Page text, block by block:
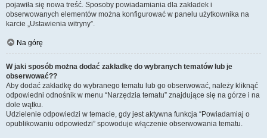
pojawiła się nowa treść. Sposoby powiadamiania dla zakładek i
obserwowanych elementów można konfigurować w panelu użytkownika na
karcie „Ustawienia witryny”.
Na górę
W jaki sposób można dodać zakładkę do wybranych tematów lub je
obserwować??
Aby dodać zakładkę do wybranego tematu lub go obserwować, należy kliknąć
odpowiedni odnośnik w menu “Narzędzia tematu” znajdujące się na górze i na
dole wątku.
Udzielenie odpowiedzi w temacie, gdy jest aktywna funkcja “Powiadamiaj o
opublikowaniu odpowiedzi” spowoduje włączenie obserwowania tematu.